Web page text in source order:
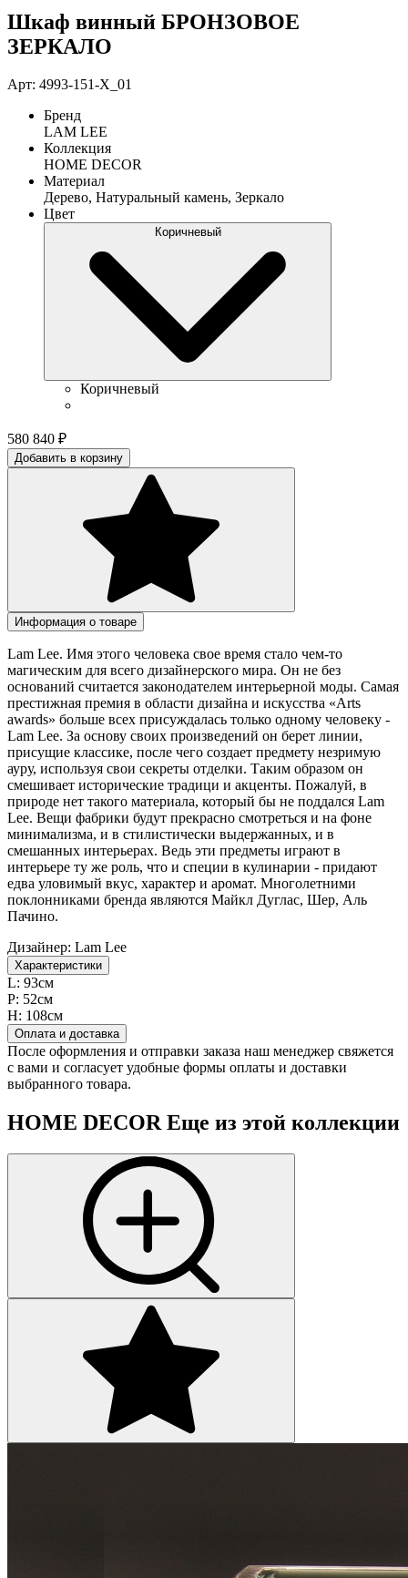
Шкаф винный БРОНЗОВОЕ
ЗЕРКАЛО
Арт: 4993-151-Х_01
Бренд
LAM LEE
Коллекция
HOME DECOR
Материал
Дерево, Натуральный камень, Зеркало
Цвет
Коричневый
Коричневый
580 840 ₽
Добавить в корзину
Информация о товаре
Lam Lee. Имя этого человека свое время стало чем-то
магическим для всего дизайнерского мира. Он не без
оснований считается законодателем интерьерной моды. Самая
престижная премия в области дизайна и искусства «Arts
awards» больше всех присуждалась только одному человеку -
Lam Lee. За основу своих произведений он берет линии,
присущие классике, после чего создает предмету незримую
ауру, используя свои секреты отделки. Таким образом он
смешивает исторические традици и акценты. Пожалуй, в
природе нет такого материала, который бы не поддался Lam
Lee. Вещи фабрики будут прекрасно смотреться и на фоне
минимализма, и в стилистически выдержанных, и в
смешанных интерьерах. Ведь эти предметы играют в
интерьере ту же роль, что и специи в кулинарии - придают
едва уловимый вкус, характер и аромат. Многолетними
поклонниками бренда являются Майкл Дуглас, Шер, Аль
Пачино.
Дизайнер: Lam Lee
Характеристики
L: 93см
P: 52см
H: 108см
Оплата и доставка
После оформления и отправки заказа наш менеджер свяжется
с вами и согласует удобные формы оплаты и доставки
выбранного товара.
HOME DECOR Еще из этой коллекции